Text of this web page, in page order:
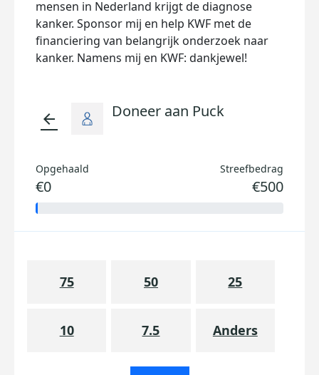
mensen in Nederland krijgt de diagnose
kanker. Sponsor mij en help KWF met de
financiering van belangrijk onderzoek naar
kanker. Namens mij en KWF: dankjewel!
arrow_back Doneer aan Puck
Opgehaald
€0
Streefbedrag
€500
75 50 25
10 7.5 Anders